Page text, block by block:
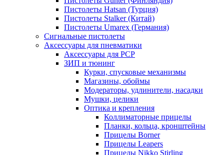
Пистолеты Hatsan (Турция)
Пистолеты Stalker (Китай)
Пистолеты Umarex (Германия)
Сигнальные пистолеты
Аксессуары для пневматики
Аксессуары для PCP
ЗИП и тюнинг
Курки, спусковые механизмы
Магазины, обоймы
Модераторы, удлинители, насадки
Мушки, целики
Оптика и крепления
Коллиматорные прицелы
Планки, кольца, кронштейны
Прицелы Borner
Прицелы Leapers
Прицелы Nikko Stirling